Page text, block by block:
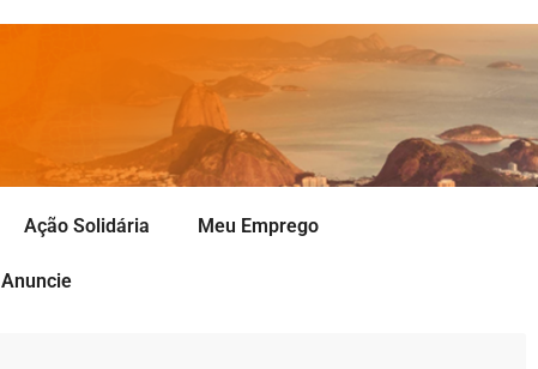
Ação Solidária Meu Emprego
Anuncie